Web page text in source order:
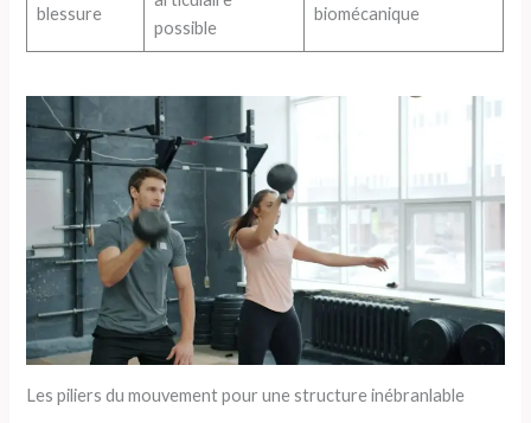
blessure
possible
biomécanique
Les piliers du mouvement pour une structure inébranlable